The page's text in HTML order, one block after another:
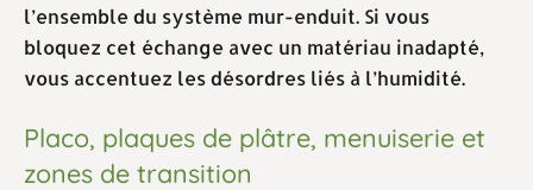
l’ensemble du système mur-enduit. Si vous
bloquez cet échange avec un matériau inadapté,
vous accentuez les désordres liés à l’humidité.
Placo, plaques de plâtre, menuiserie et
zones de transition